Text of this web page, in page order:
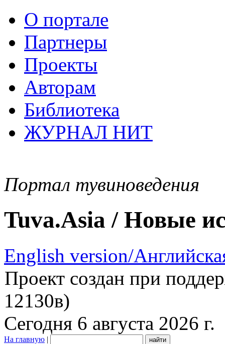
О портале
Партнеры
Проекты
Авторам
Библиотека
ЖУРНАЛ НИТ
Портал тувиноведения
Tuva.Asia / Новые
English version/
Проект создан при
12130в)
Сегодня 6 августа 2026 г.
На главную |